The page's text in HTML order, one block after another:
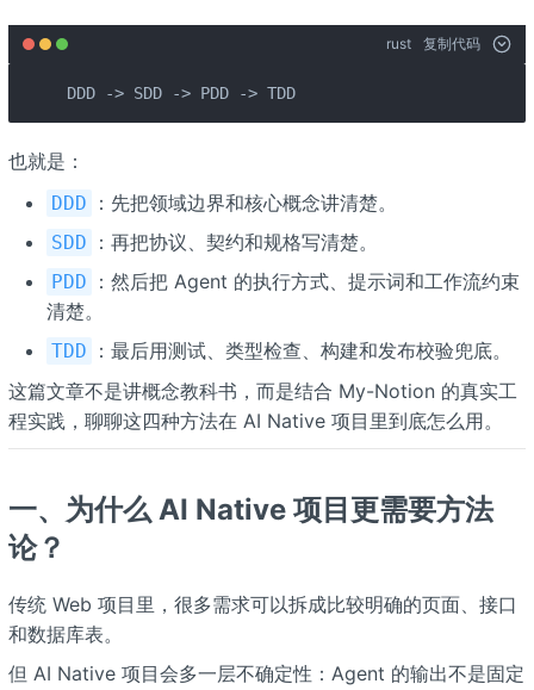
rust 复制代码
DDD -> SDD -> PDD -> TDD
也就是：
DDD ：先把领域边界和核心概念讲清楚。
SDD ：再把协议、契约和规格写清楚。
PDD
：然后把 Agent 的执行方式、提示词和工作流约束
清楚。
TDD
：最后用测试、类型检查、构建和发布校验兜底。
这篇文章不是讲概念教科书，而是结合 My-Notion 的真实工
程实践，聊聊这四种方法在 AI Native 项目里到底怎么用。
一、为什么 AI Native 项目更需要方法
论？
传统 Web 项目里，很多需求可以拆成比较明确的页面、接口
和数据库表。
但 AI Native 项目会多一层不确定性：Agent 的输出不是固定